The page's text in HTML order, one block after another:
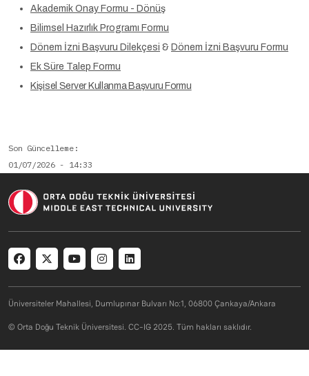
Akademik Onay Formu - Dönüş
Bilimsel Hazırlık Programı Formu
Dönem İzni Başvuru Dilekçesi & Dönem İzni Başvuru Formu
Ek Süre Talep Formu
Kişisel Server Kullanma Başvuru Formu
Son Güncelleme
01/07/2026 - 14:33
Social menu
Üniversiteler Mahallesi, Dumlupınar Bulvarı No:1, 06800 Çankaya/Ankara
© Orta Doğu Teknik Üniversitesi. CC-IG 2025. Tüm hakları saklıdır.